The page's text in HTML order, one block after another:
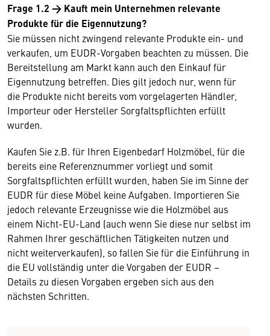
Frage 1.2 → Kauft mein Unternehmen relevante
Produkte für die Eigennutzung?
Sie müssen nicht zwingend relevante Produkte ein- und
verkaufen, um EUDR-Vorgaben beachten zu müssen. Die
Bereitstellung am Markt kann auch den Einkauf für
Eigennutzung betreffen. Dies gilt jedoch nur, wenn für
die Produkte nicht bereits vom vorgelagerten Händler,
Importeur oder Hersteller Sorgfaltspflichten erfüllt
wurden.
Kaufen Sie z.B. für Ihren Eigenbedarf Holzmöbel, für die
bereits eine Referenznummer vorliegt und somit
Sorgfaltspflichten erfüllt wurden, haben Sie im Sinne der
EUDR für diese Möbel keine Aufgaben. Importieren Sie
jedoch relevante Erzeugnisse wie die Holzmöbel aus
einem Nicht-EU-Land (auch wenn Sie diese nur selbst im
Rahmen Ihrer geschäftlichen Tätigkeiten nutzen und
nicht weiterverkaufen), so fallen Sie für die Einführung in
die EU vollständig unter die Vorgaben der EUDR –
Details zu diesen Vorgaben ergeben sich aus den
nächsten Schritten.